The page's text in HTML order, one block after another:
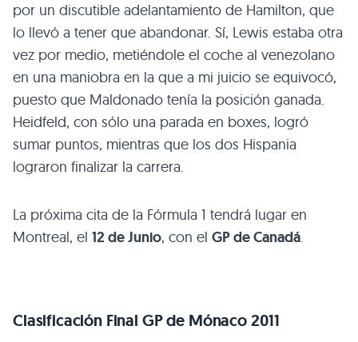
por un discutible adelantamiento de Hamilton, que
lo llevó a tener que abandonar. Sí, Lewis estaba otra
vez por medio, metiéndole el coche al venezolano
en una maniobra en la que a mi juicio se equivocó,
puesto que Maldonado tenía la posición ganada.
Heidfeld, con sólo una parada en boxes, logró
sumar puntos, mientras que los dos Hispania
lograron finalizar la carrera.
La próxima cita de la Fórmula 1 tendrá lugar en
Montreal, el 12 de Junio, con el GP de Canadá.
Clasificación Final GP de Mónaco 2011